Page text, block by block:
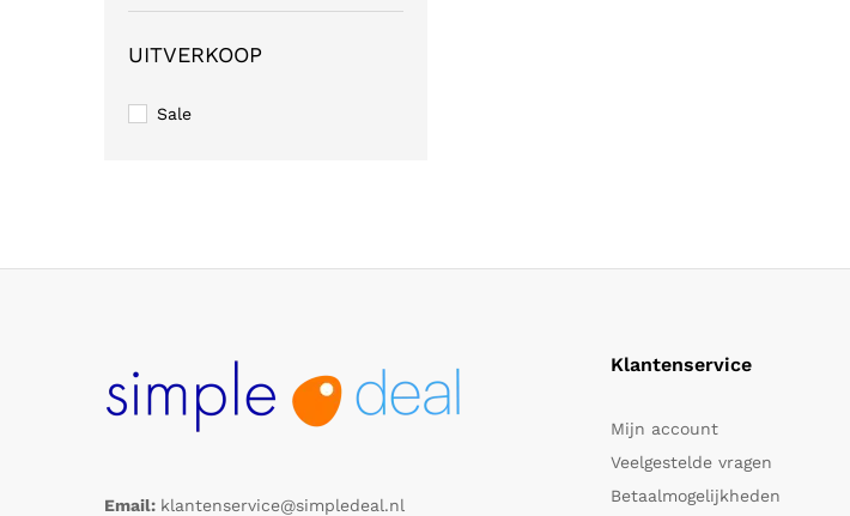
UITVERKOOP
Sale
Email: klantenservice@simpledeal.nl
Klantenservice
Mijn account
Veelgestelde vragen
Betaalmogelijkheden